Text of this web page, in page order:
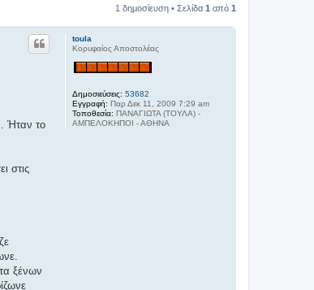
1 δημοσίευση • Σελίδα 1 από 1
toula
Κορυφαίος Αποστολέας
Δημοσιεύσεις: 53682
Εγγραφή: Παρ Δεκ 11, 2009 7:29 am
Τοποθεσία: ΠΑΝΑΓΙΩΤΑ (ΤΟΥΛΑ) -
ΑΜΠΕΛΟΚΗΠΟΙ - ΑΘΗΝΑ
Ήταν το
στις
ξένων